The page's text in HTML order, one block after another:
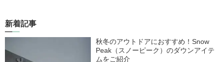
新着記事
秋冬のアウトドアにおすすめ！Snow
Peak（スノーピーク）のダウンアイテ
ムをご紹介